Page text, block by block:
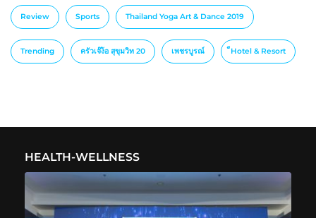
Review Sports Thailand Yoga Art & Dance 2019
Trending ครัวเจ๊ง้อ สุขุมวิท 20 เพชรบูรณ์ ็Hotel & Resort
HEALTH-WELLNESS